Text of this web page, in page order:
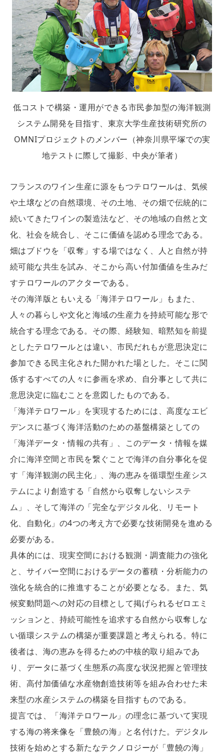
低コストで構築・運用ができる市民参加型の海洋観測
システム開発を目指す、東京大学生産技術研究所の
OMNIプロジェクトのメンバー（神奈川県平塚での実
地テストに際して撮影、中央が筆者）
フランスのワイン生産に源をもつテロワールは、気候
や土壌などの自然環境、その土地、その畑で伝統的に
続いてきたワインの製造法など、その地域の自然と文
化、社会を統合し、そこに価値を認める理念である。
畑はブドウを「収奪」する場ではなく、人と自然が持
続可能な共生を試み、そこから高い付加価値を生みだ
すテロワールのアクターである。
その海洋版ともいえる「海洋テロワール」もまた、
人々の暮らしや文化と海域の生産力を持続可能な形で
統合する理念である。その際、経験知、暗黙知を前提
としたテロワールとは違い、市民だれもが意思決定に
参加できる民主化された開かれた場とした。そこに関
係するすべての人々に参画を求め、自分事として共に
意思決定に臨むことを意図したものである。
「海洋テロワール」を実現するためには、高度なエビ
デンスに基づく海洋活動のための基盤構築としての
「海洋データ・情報の共有」、このデータ・情報を媒
介に海洋空間と市民を繋ぐことで海洋の自分事化を促
す「海洋観測の民主化」、海の恵みを循環型生産シス
テムにより創造する「自然から収奪しないシステ
ム」、そして海洋の「完全なデジタル化、リモート
化、自動化」の4つの考え方で必要な技術開発を進める
必要がある。
具体的には、現実空間における観測・調査能力の強化
と、サイバー空間におけるデータの蓄積・分析能力の
強化を統合的に推進することが必要となる。また、気
候変動問題への対応の目標として掲げられるゼロエミ
ッションと、持続可能性を追求する自然から収奪しな
い循環システムの構築が重要課題と考えられる。特に
後者は、海の恵みを得るための中核的取り組みであ
り、データに基づく生態系の高度な状況把握と管理技
術、高付加価値な水産物創造技術等を組み合わせた未
来型の水産システムの構築を目指すものである。
提言では、「海洋テロワール」の理念に基づいて実現
する海の将来像を「豊饒の海」と名付けた。デジタル
技術を始めとする新たなテクノロジーが「豊饒の海」